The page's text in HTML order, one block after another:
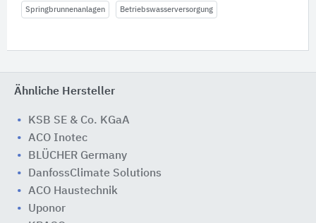
Springbrunnenanlagen Betriebswasserversorgung
Ähnliche Hersteller
KSB SE & Co. KGaA
ACO Inotec
BLÜCHER Germany
DanfossClimate Solutions
ACO Haustechnik
Uponor